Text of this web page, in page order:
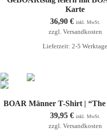
Karte
36,90 € inkl. MwSt.
zzgl. Versandkosten
Lieferzeit: 2-5 Werktage
Ausführung wählen
BOAR Männer T-Shirt | “The
39,95 € inkl. MwSt.
zzgl. Versandkosten